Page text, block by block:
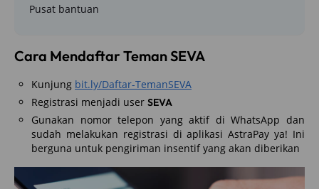
Pusat bantuan
Cara Mendaftar Teman SEVA​
Kunjung bit.ly/Daftar-TemanSEVA
Registrasi menjadi user SEVA​
Gunakan nomor telepon yang aktif di WhatsApp dan
sudah melakukan registrasi di aplikasi AstraPay ya! Ini
berguna untuk pengiriman insentif yang akan diberikan